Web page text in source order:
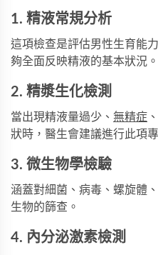
1. 精液常規分析
這項檢查是評估男性生育能
夠全面反映精液的基本狀況。
2. 精漿生化檢測
當出現精液量過少、 無精症
狀時，醫生會建議進行此項
3. 微生物學檢驗
涵蓋對細菌、病毒、螺旋體
生物的篩查。
4. 內分泌激素檢測